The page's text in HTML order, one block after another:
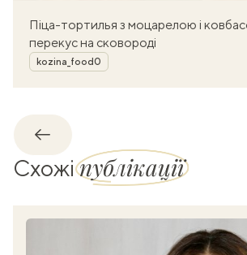
Піца-тортилья з моцарелою і
перекус на сковороді
Автор
kozina_food0
Назад
Схожіпублікації